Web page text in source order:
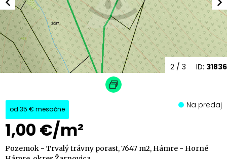
ID: 31836
2 / 3
od 35 € mesačne
1,00 €/m²
Na predaj
Pozemok - Trvalý trávny porast, 7647 m2, Hámre - Horné